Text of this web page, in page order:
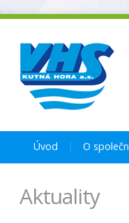
Úvod O
Aktuality